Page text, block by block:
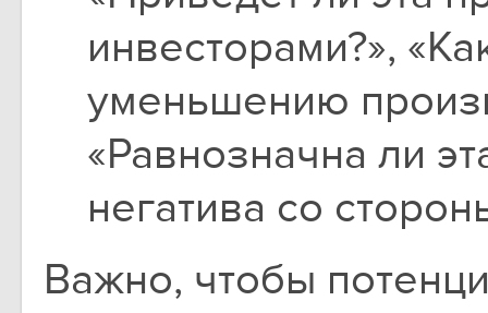
инвесторами?»,
уменьшению
«Равнозначна ли
негатива со
Важно, чтобы